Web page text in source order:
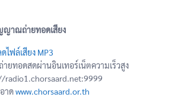
ญาณถ่ายทอดเสียง
ไฟล์เสียง MP3
ยทอดสดผ่านอินเทอร์เน็ตความเร็วสูง
radio1.chorsaard.net:9999
าดwww.chorsaard.or.th